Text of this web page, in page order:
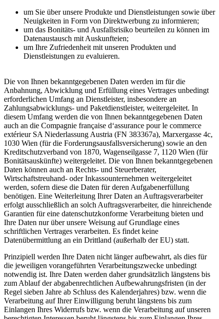
um Sie über unsere Produkte und Dienstleistungen sowie über
Neuigkeiten in Form von Direktwerbung zu informieren;
um das Bonitäts- und Ausfallsrisiko beurteilen zu können im
Datenaustausch mit Auskunfteien;
um Ihre Zufriedenheit mit unseren Produkten und
Dienstleistungen zu evaluieren.
Die von Ihnen bekanntgegebenen Daten werden im für die
Anbahnung, Abwicklung und Erfüllung eines Vertrages unbedingt
erforderlichen Umfang an Dienstleister, insbesondere an
Zahlungsabwicklungs- und Paketdienstleister, weitergeleitet. In
diesem Umfang werden die von Ihnen bekanntgegebenen Daten
auch an die Compagnie française d‘assurance pour le commerce
extérieur SA Niederlassung Austria (FN 383367a), Marxergasse 4c,
1030 Wien (für die Forderungsausfallsversicherung) sowie an den
Kreditschutzverband von 1870, Wagenseilgasse 7, 1120 Wien (für
Bonitätsauskünfte) weitergeleitet. Die von Ihnen bekanntgegebenen
Daten können auch an Rechts- und Steuerberater,
Wirtschaftstreuhand- oder Inkassounternehmen weitergeleitet
werden, sofern diese die Daten für deren Aufgabenerfüllung
benötigen. Eine Weiterleitung Ihrer Daten an Auftragsverarbeiter
erfolgt ausschließlich an solch Auftragsverarbeiter, die hinreichende
Garantien für eine datenschutzkonforme Verarbeitung bieten und
Ihre Daten nur über unsere Weisung auf Grundlage eines
schriftlichen Vertrages verarbeiten. Es findet keine
Datenübermittlung an ein Drittland (außerhalb der EU) statt.
Prinzipiell werden Ihre Daten nicht länger aufbewahrt, als dies für
die jeweiligen vorangeführten Verarbeitungszwecke unbedingt
notwendig ist. Ihre Daten werden daher grundsätzlich längstens bis
zum Ablauf der abgabenrechtlichen Aufbewahrungsfristen (in der
Regel sieben Jahre ab Schluss des Kalenderjahres) bzw. wenn die
Verarbeitung auf Ihrer Einwilligung beruht längstens bis zum
Einlangen Ihres Widerrufs bzw. wenn die Verarbeitung auf unseren